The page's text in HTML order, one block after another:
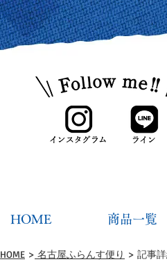
HOME 商品一覧
HOME > 名古屋ふらんす便り > 記事